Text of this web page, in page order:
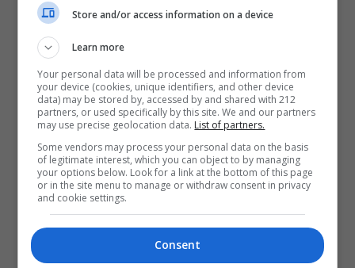
ΔΕΙΤΕ ΕΠΙΣΗΣ
Hot or Not #231: Όλα όσα μάς
άρεσαν (ή μάς χάλασαν) αυτή την
εβδομάδα
Δεν θα μπορούσε να υπάρξει άλλη
Αμελί πέρα από την Audrey Tautou
Αύγουστος στην Αθήνα: 5 μαγαζιά
που κάνουν τις διακοπές να μοιάζουν
Store and/or access information on a device
Learn more
Your personal data will be processed and information from
your device (cookies, unique identifiers, and other device
data) may be stored by, accessed by and shared with 212
partners, or used specifically by this site. We and our partners
may use precise geolocation data. List of partners.
Some vendors may process your personal data on the basis
of legitimate interest, which you can object to by managing
your options below. Look for a link at the bottom of this page
or in the site menu to manage or withdraw consent in privacy
and cookie settings.
Consent